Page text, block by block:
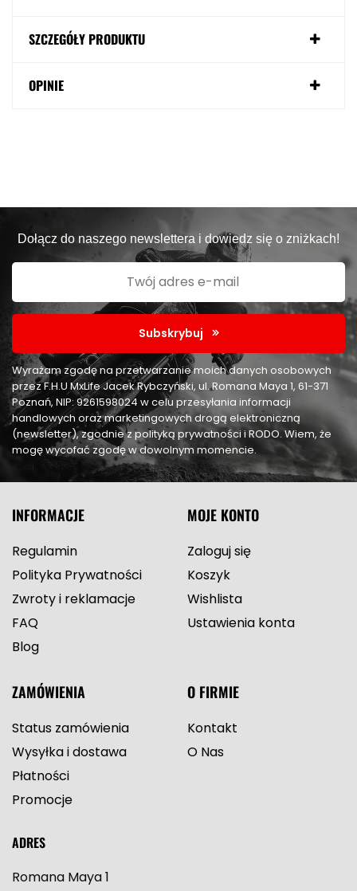
SZCZEGÓŁY PRODUKTU
OPINIE
Dołącz do naszego newslettera i dowiedz się o zniżkach!
Subskrybuj
Wyrażam zgodę na przetwarzanie moich danych osobowych
przez F.H.U MxLife Jacek Rybczyński, ul. Romana Maya 1, 61-371
Poznań, NIP: 9261598024 w celu przesyłania informacji
handlowych oraz marketingowych drogą elektroniczną
(newsletter), zgodnie z polityką prywatności i RODO. Wiem, że
mogę wycofać zgodę w dowolnym momencie.
INFORMACJE
Regulamin
Polityka Prywatności
Zwroty i reklamacje
FAQ
Blog
MOJE KONTO
Zaloguj się
Koszyk
Wishlista
Ustawienia konta
ZAMÓWIENIA
Status zamówienia
Wysyłka i dostawa
Płatności
Promocje
O FIRMIE
Kontakt
O Nas
ADRES
Romana Maya 1